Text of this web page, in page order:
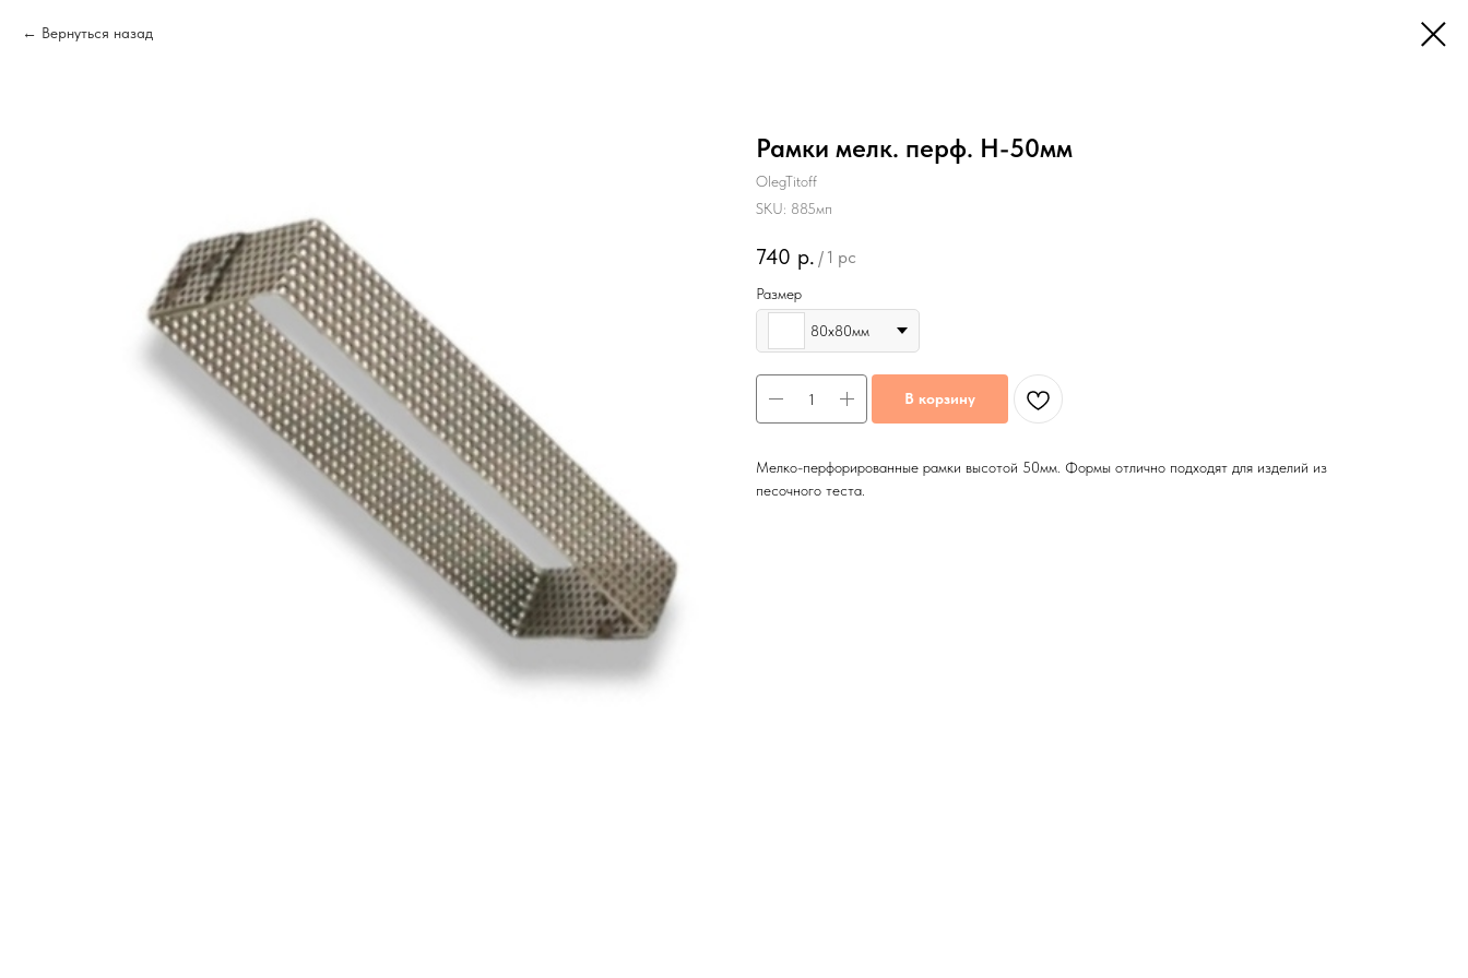
Вернуться назад
Рамки мелк. перф. Н-50мм
OlegTitoff
SKU: 885мп
740 р. / 1 pc
Размер
80х80мм
В корзину
Мелко-перфорированные рамки высотой 50мм. Формы отлично подходят для изделий из
песочного теста.